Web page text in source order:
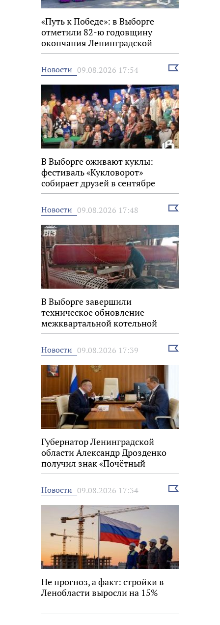
«Путь к Победе»: в Выборге
отметили 82-ю годовщину
окончания Ленинградской
битвы
Новости 09.08.2026 17:54
Выбрать
В Выборге оживают куклы:
фестиваль «Кукловорот»
собирает друзей в сентябре
Новости 09.08.2026 17:48
Выбрать
В Выборге завершили
техническое обновление
межквартальной котельной
Новости 09.08.2026 17:39
Выбрать
Губернатор Ленинградской
области Александр Дрозденко
получил знак «Почётный
строитель России»
Новости 09.08.2026 17:34
Выбрать
Не прогноз, а факт: стройки в
Ленобласти выросли на 15%